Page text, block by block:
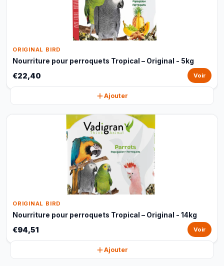
ORIGINAL BIRD
Nourriture pour perroquets Tropical – Original - 5kg
€22,40 Voir
Ajouter
ORIGINAL BIRD
Nourriture pour perroquets Tropical – Original - 14kg
€94,51 Voir
Ajouter